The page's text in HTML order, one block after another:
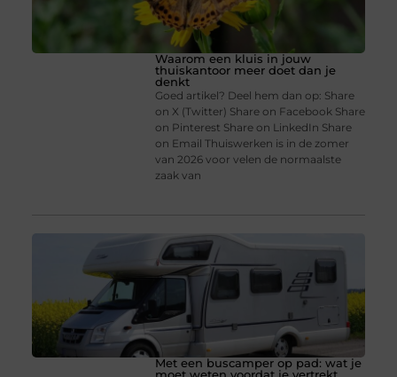
Waarom een kluis in jouw
thuiskantoor meer doet dan je
denkt
Goed artikel? Deel hem dan op: Share
on X (Twitter) Share on Facebook Share
on Pinterest Share on LinkedIn Share
on Email Thuiswerken is in de zomer
van 2026 voor velen de normaalste
zaak van
Met een buscamper op pad: wat je